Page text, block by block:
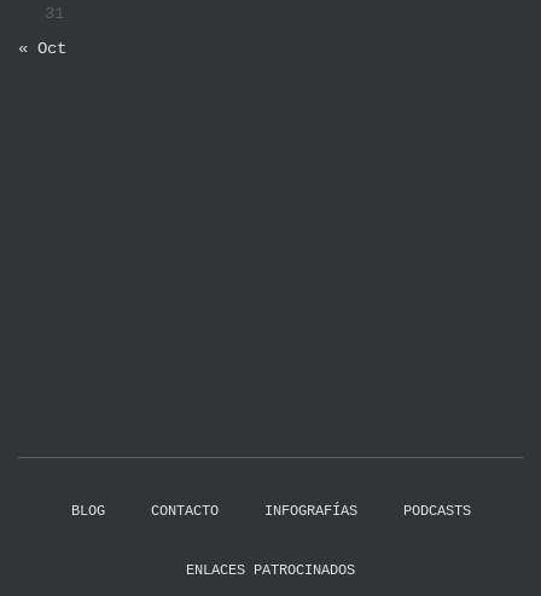
31
« Oct
BLOG CONTACTO INFOGRAFÍAS PODCASTS
ENLACES PATROCINADOS